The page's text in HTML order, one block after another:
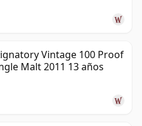
Vintage 100 Proof
Malt 2011 13 años